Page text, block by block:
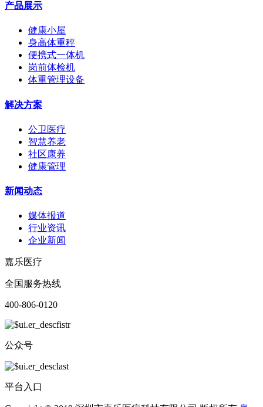
产品展示
健康小屋
身高体重秤
便携式一体机
岗前体检机
体重管理设备
解决方案
公卫医疗
智慧养老
社区康养
健康管理
新闻动态
媒体报道
行业资讯
企业新闻
嘉乐医疗
全国服务热线
400-806-0120
公众号
平台入口